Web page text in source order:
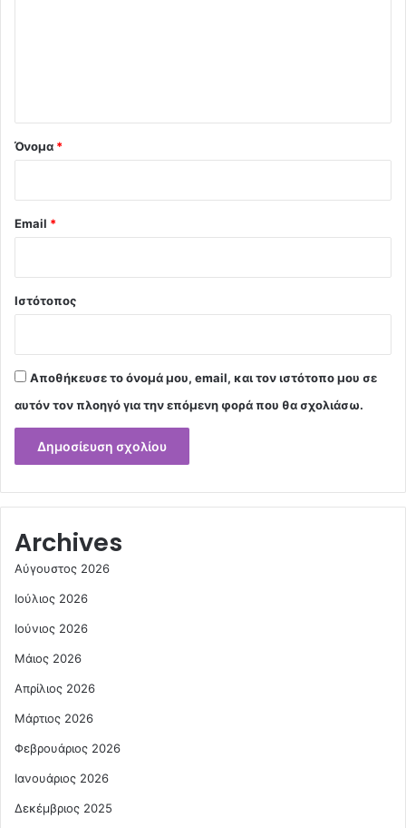
Όνομα *
Email *
Ιστότοπος
Αποθήκευσε το όνομά μου, email, και τον ιστότοπο μου σε
αυτόν τον πλοηγό για την επόμενη φορά που θα σχολιάσω.
Archives
Αύγουστος 2026
Ιούλιος 2026
Ιούνιος 2026
Μάιος 2026
Απρίλιος 2026
Μάρτιος 2026
Φεβρουάριος 2026
Ιανουάριος 2026
Δεκέμβριος 2025